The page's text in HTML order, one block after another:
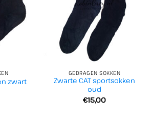
zwart
GEDRAGEN SOKKEN
Zwarte CAT sportsokken
oud
€15,00